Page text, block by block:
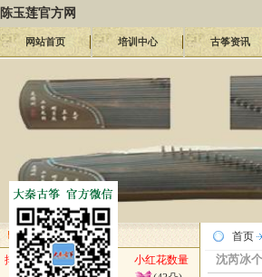
陈玉莲官方网
网站首页 培训中心 古筝资讯
小红花排行榜
排名 班级 姓名
小红花数量
首页
沈芮冰